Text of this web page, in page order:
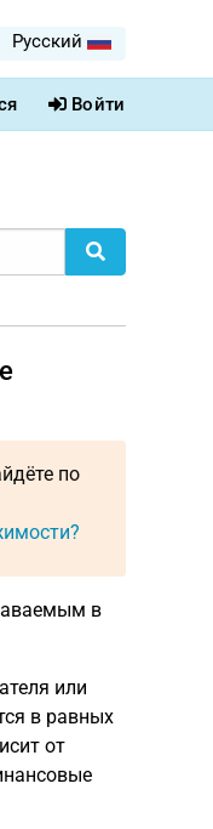
Pусский
Войти
по
в
или
в равных
от